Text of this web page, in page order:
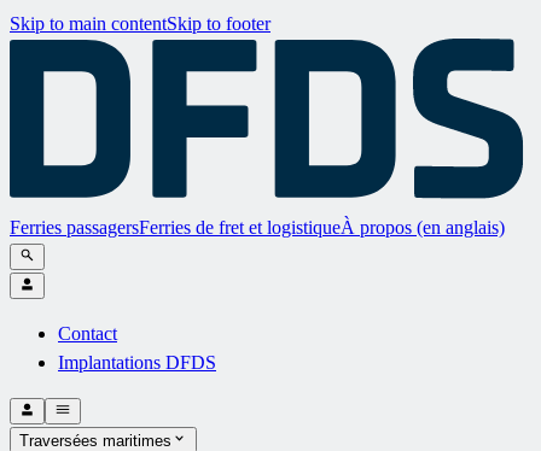
Skip to main contentSkip to footer
Ferries passagersFerries de fret et logistiqueÀ propos (en anglais)
Contact
Implantations DFDS
Traversées maritimes